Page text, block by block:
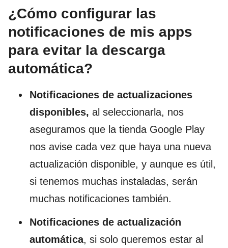
¿Cómo configurar las
notificaciones de mis apps
para evitar la descarga
automática?
Notificaciones de actualizaciones
disponibles, al seleccionarla, nos
aseguramos que la tienda Google Play
nos avise cada vez que haya una nueva
actualización disponible, y aunque es útil,
si tenemos muchas instaladas, serán
muchas notificaciones también.
Notificaciones de actualización
automática, si solo queremos estar al